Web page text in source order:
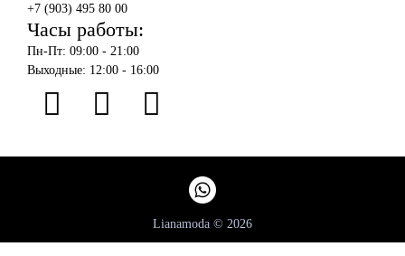
+7 (903) 495 80 00
Часы работы:
Пн-Пт: 09:00 - 21:00
Выходные: 12:00 - 16:00
Lianamoda © 2026